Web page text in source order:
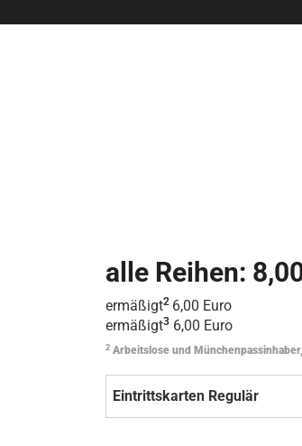
alle Reihen:
ermäßigt2 6,00 Euro
ermäßigt3 6,00 Euro
2 Arbeitslose und Münchenpassinhaber,
Eintrittskarten Regulär